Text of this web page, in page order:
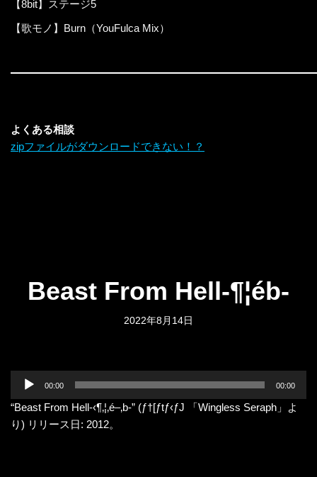
【8bit】ステージ5
【歌モノ】Burn（YouFulca Mix）
よくある相談
zipファイルがダウンロードできない！？
Beast From Hell-¶¦éb-
2022年8月14日
プ
レ
00:00 00:00
“Beast From Hell-‹¶‚¦‚é–‚b-” (ƒ†[ƒtƒ‹ƒJ 「Wingless Seraph」よ
り) リリース日: 2012。